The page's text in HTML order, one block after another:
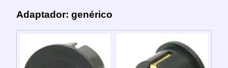
Adaptador: genérico